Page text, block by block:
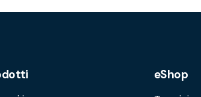
eShop